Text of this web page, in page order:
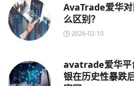
AvaTrade爱华
么区别？
2026-02-10
avatrade爱华平
银在历史性暴跌